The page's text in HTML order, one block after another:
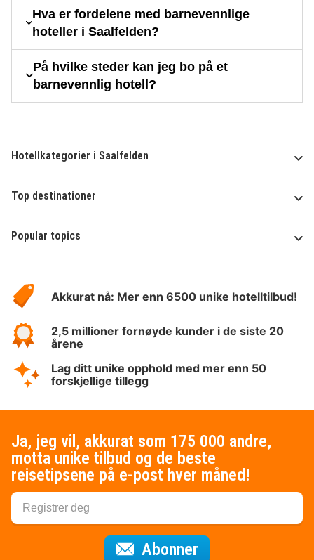
Hva er fordelene med barnevennlige
hoteller i Saalfelden?
På hvilke steder kan jeg bo på et
barnevennlig hotell?
Hotellkategorier i Saalfelden
Top destinationer
Popular topics
Hotelspecials
Akkurat nå: Mer enn 6500 unike hotelltilbud!
2,5 millioner fornøyde kunder i de siste 20
årene
Lag ditt unike opphold med mer enn 50
forskjellige tillegg
Ja, jeg vil, akkurat som 175 000 andre,
motta unike tilbud og de beste
reisetipsene på e-post hver måned!
Abonner